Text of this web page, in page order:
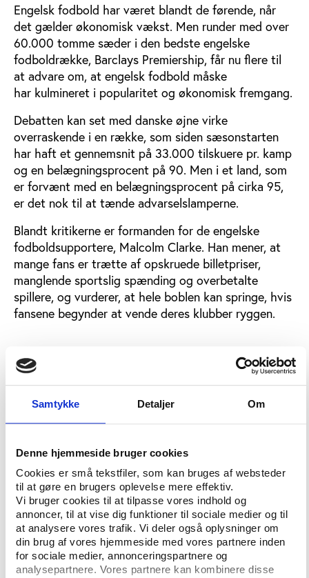
Samtykke Detaljer Om
Denne hjemmeside bruger cookies
Cookies er små tekstfiler, som kan bruges af websteder
til at gøre en brugers oplevelse mere effektiv.
Vi bruger cookies til at tilpasse vores indhold og
annoncer, til at vise dig funktioner til sociale medier og til
at analysere vores trafik. Vi deler også oplysninger om
din brug af vores hjemmeside med vores partnere inden
for sociale medier, annonceringspartnere og
analysepartnere. Vores partnere kan kombinere disse
Engelsk fodbold har været blandt de førende, når
det gælder økonomisk vækst. Men runder med over
60.000 tomme sæder i den bedste engelske
fodboldrække, Barclays Premiership, får nu flere til
at advare om, at engelsk fodbold måske
har kulmineret i popularitet og økonomisk fremgang.
Debatten kan set med danske øjne virke
overraskende i en række, som siden sæsonstarten
har haft et gennemsnit på 33.000 tilskuere pr. kamp
og en belægningsprocent på 90. Men i et land, som
er forvænt med en belægningsprocent på cirka 95,
er det nok til at tænde advarselslamperne.
Blandt kritikerne er formanden for de engelske
fodboldsupportere, Malcolm Clarke. Han mener, at
mange fans er trætte af opskruede billetpriser,
manglende sportslig spænding og overbetalte
spillere, og vurderer, at hele boblen kan springe, hvis
fansene begynder at vende deres klubber ryggen.
Ingen spænding
Den samme frygt deler fodboldagenten Jon Holmes,
dominans og den manglende sportslige spænding
kan sætte gang i en negativ spiral, hvor fodboldens
sigt.
"Vi vidste, at de stærke ville blive stærkere,
da Premier League blev dannet, men det var et
ønske, at mere end blot én klub ville kunne etablere
sig i toppen. Nu virker det, som om der er kommet
et rent monopol."